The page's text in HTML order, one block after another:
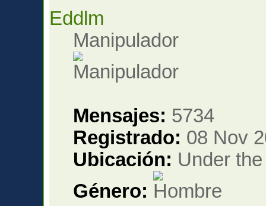
Eddlm
Manipulador
Mensajes: 5734
Registrado: 08 Nov
Ubicación: Under
Género: